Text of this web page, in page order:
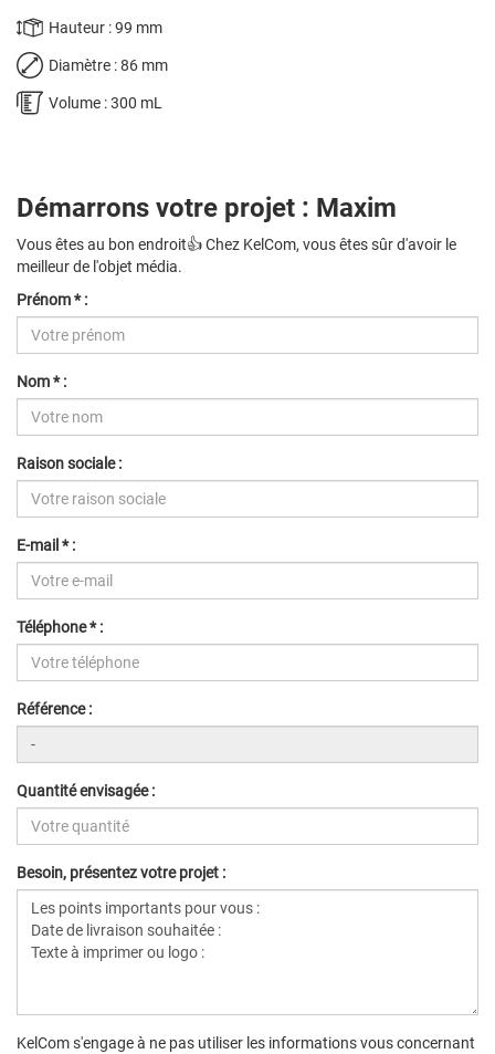
Hauteur : 99 mm
Diamètre : 86 mm
Volume : 300 mL
Démarrons votre projet : Maxim
Vous êtes au bon endroit👍 Chez KelCom, vous êtes sûr d'avoir le
meilleur de l'objet média.
Prénom * :
Nom * :
Raison sociale :
E-mail * :
Téléphone * :
Référence :
Quantité envisagée :
Besoin, présentez votre projet :
KelCom s'engage à ne pas utiliser les informations vous concernant